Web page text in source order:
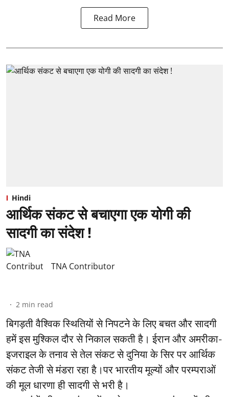
Read More
Hindi
आर्थिक संकट से बचाएगा एक योगी की
सादगी का संदेश !
TNA Contributor
2 min read
बिगड़ती वैश्विक स्थितियों से निपटने के लिए बचत और सादगी
हमें इस मुश्किल दौर से निकाल सकती है। ईरान और अमरीका-
इजराइल के तनाव से तेल संकट से दुनिया के सिर पर आर्थिक
संकट तेजी से मंडरा रहा है।पर भारतीय मूल्यों और परम्पराओं
की मूल धारणा ही सादगी से भरी है।